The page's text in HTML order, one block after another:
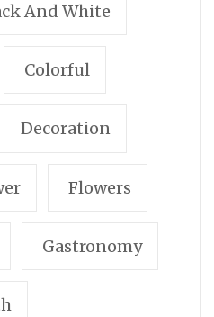
And White
Colorful
Decoration
Flowers
Gastronomy